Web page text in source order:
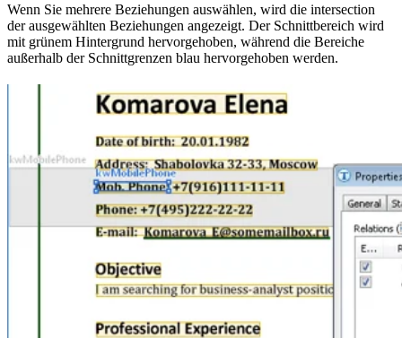
Wenn Sie mehrere Beziehungen auswählen, wird die intersection
der ausgewählten Beziehungen angezeigt. Der Schnittbereich wird
mit grünem Hintergrund hervorgehoben, während die Bereiche
außerhalb der Schnittgrenzen blau hervorgehoben werden.